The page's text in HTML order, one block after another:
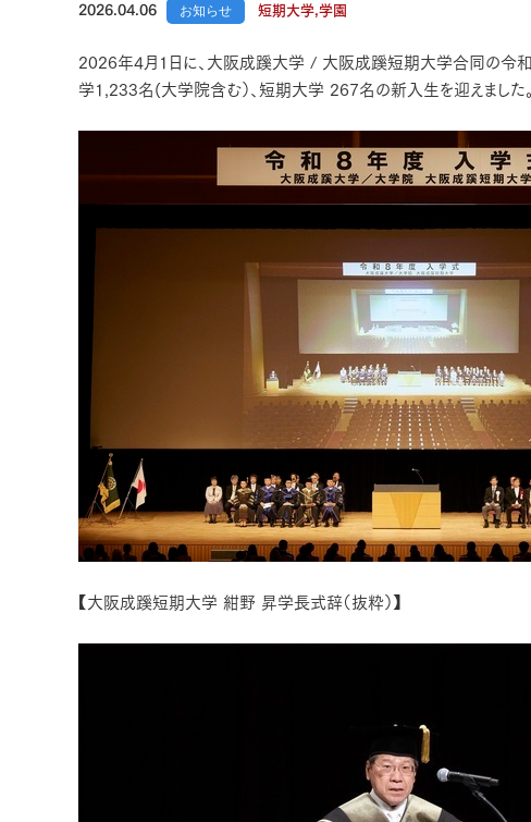
2026.04.06 お知らせ 短期大学,学園
2026年4月1日に、大阪成蹊大学 / 大阪成蹊短期大学合同の令和
学1,233名(大学院含む）、短期大学 267名の新入生を迎えました。
【大阪成蹊短期大学 紺野 昇学長式辞（抜粋）】